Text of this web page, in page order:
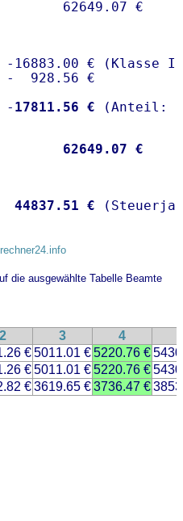
€ (Klasse I)
-  928.56 €
- 17811.56 €
62649.07 €
44837.51 €
die ausgewählte Tabelle Beamte
2 3 4
€5011.01 €5220.76 €
€5011.01 €5220.76 €
€3619.65 €3736.47 €